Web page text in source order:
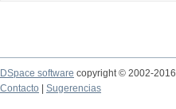
DSpace software copyright © 2002-2016
Contacto
Sugerencias